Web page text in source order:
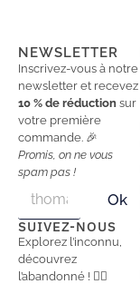
NEWSLETTER
Inscrivez-vous à notre
newsletter et recevez
10 % de réduction sur
votre première
commande. 🎉
Promis, on ne vous
spam pas !
a
i
l
a
i
l
*
Ok
SUIVEZ-NOUS
Explorez l’inconnu,
découvrez
l’abandonné ! 🕵️‍♂️